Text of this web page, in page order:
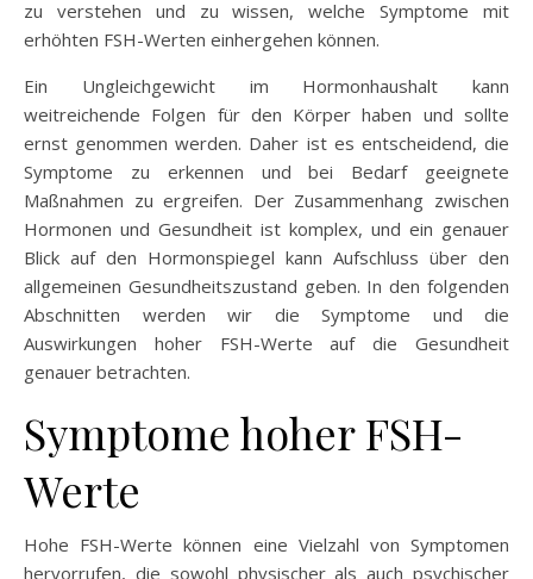
zu verstehen und zu wissen, welche Symptome mit
erhöhten FSH-Werten einhergehen können.
Ein Ungleichgewicht im Hormonhaushalt kann
weitreichende Folgen für den Körper haben und sollte
ernst genommen werden. Daher ist es entscheidend, die
Symptome zu erkennen und bei Bedarf geeignete
Maßnahmen zu ergreifen. Der Zusammenhang zwischen
Hormonen und Gesundheit ist komplex, und ein genauer
Blick auf den Hormonspiegel kann Aufschluss über den
allgemeinen Gesundheitszustand geben. In den folgenden
Abschnitten werden wir die Symptome und die
Auswirkungen hoher FSH-Werte auf die Gesundheit
genauer betrachten.
Symptome hoher FSH-
Werte
Hohe FSH-Werte können eine Vielzahl von Symptomen
hervorrufen, die sowohl physischer als auch psychischer